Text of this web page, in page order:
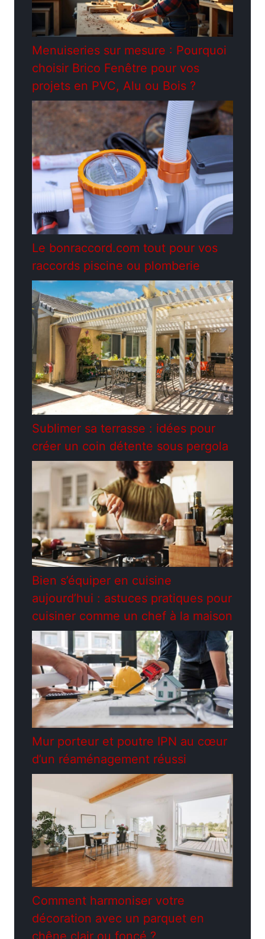
Menuiseries sur mesure : Pourquoi
choisir Brico Fenêtre pour vos
projets en PVC, Alu ou Bois ?
Le bonraccord.com tout pour vos
raccords piscine ou plomberie
Sublimer sa terrasse : idées pour
créer un coin détente sous pergola
Bien s’équiper en cuisine
aujourd’hui : astuces pratiques pour
cuisiner comme un chef à la maison
Mur porteur et poutre IPN au cœur
d’un réaménagement réussi
Comment harmoniser votre
décoration avec un parquet en
chêne clair ou foncé ?